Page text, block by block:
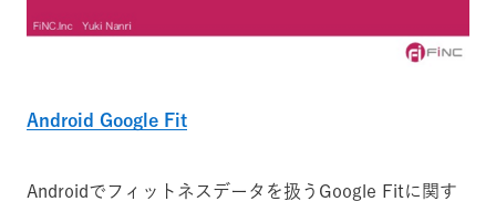
Android Google Fit
Androidでフィットネスデータを扱うGoogle Fitに関す